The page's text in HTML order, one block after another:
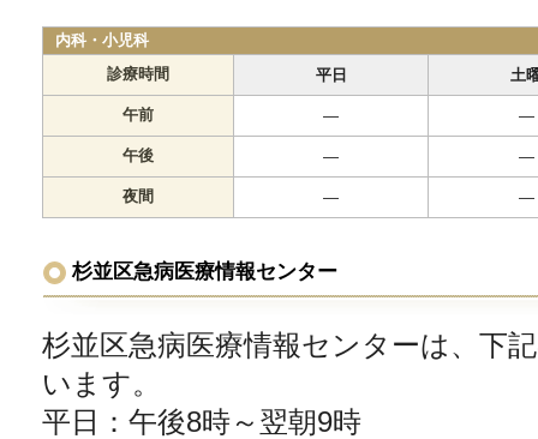
内科・小児科
診療時間
平日 土
午前 ― ―
午後 ― ―
夜間 ― ―
杉並区急病医療情報センター
杉並区急病医療情報センターは、下
います。
平日：午後8時～翌朝9時